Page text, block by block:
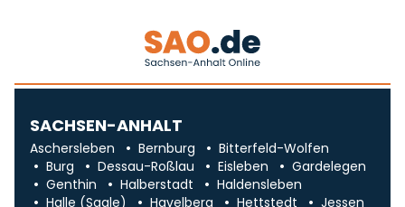
SACHSEN-ANHALT
Aschersleben Bernburg
Bitterfeld-Wolfen
Burg
Dessau-Roßlau Eisleben
Gardelegen
Genthin
Halberstadt
Haldensleben
Halle (Saale)
Havelberg Hettstedt
Jessen